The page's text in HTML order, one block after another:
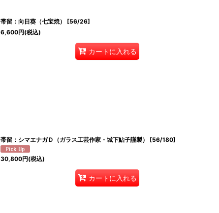
帯留：向日葵（七宝焼） [56/26]
6,600円(税込)
カートに入れる
帯留：シマエナガＤ（ガラス工芸作家・城下鮎子謹製） [56/180]
30,800円(税込)
カートに入れる